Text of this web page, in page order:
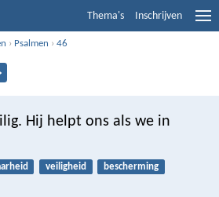
Thema's Inschrijven
› Psalmen ›46
Hij helpt ons als we in
veiligheid bescherming